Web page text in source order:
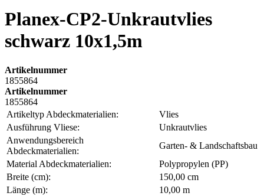
Planex-CP2-Unkrautvlies
schwarz 10x1,5m
Artikelnummer
1855864
Artikelnummer
1855864
Artikeltyp Abdeckmaterialien:
Vlies
Ausführung Vliese:
Unkrautvlies
Anwendungsbereich
Abdeckmaterialien:
Garten- & Landschaftsbau
Material Abdeckmaterialien:
Polypropylen (PP)
Breite (cm):
150,00 cm
Länge (m):
10,00 m